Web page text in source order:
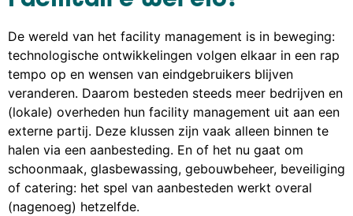
De wereld van het facility management is in beweging:
technologische ontwikkelingen volgen elkaar in een rap
tempo op en wensen van eindgebruikers blijven
veranderen. Daarom besteden steeds meer bedrijven en
(lokale) overheden hun facility management uit aan een
externe partij. Deze klussen zijn vaak alleen binnen te
halen via een aanbesteding. En of het nu gaat om
schoonmaak, glasbewassing, gebouwbeheer, beveiliging
of catering: het spel van aanbesteden werkt overal
(nagenoeg) hetzelfde.